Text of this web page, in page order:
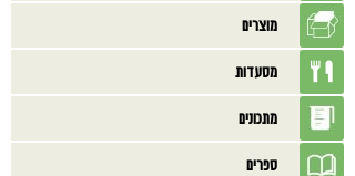
מוצרים
מסעדות
מתכונים
ספרים